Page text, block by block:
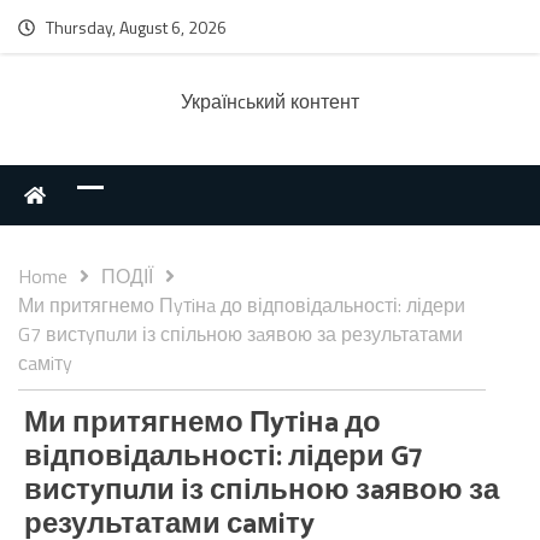
Thursday, August 6, 2026
Українcький контент
Home
ПОДІЇ
Ми притягнемо Пyтiнa до відповідальності: лідери
G7 вистyпuли із спільною зaявою за результатами
сaмiтy
Ми притягнемо Пyтiнa до
відповідальності: лідери G7
вистyпuли із спільною зaявою за
результатами сaмiтy